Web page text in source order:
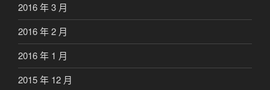
2016 年 3 月
2016 年 2 月
2016 年 1 月
2015 年 12 月